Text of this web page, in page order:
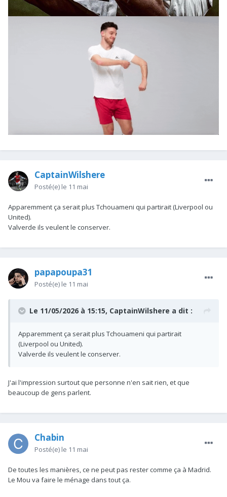
CaptainWilshere
Posté(e) le 11 mai
Apparemment ça serait plus Tchouameni qui partirait (Liverpool ou
United).
Valverde ils veulent le conserver.
papapoupa31
Posté(e) le 11 mai
Le 11/05/2026 à 15:15, CaptainWilshere a dit :
Apparemment ça serait plus Tchouameni qui partirait
(Liverpool ou United).
Valverde ils veulent le conserver.
J'ai l'impression surtout que personne n'en sait rien, et que
beaucoup de gens parlent.
Chabin
Posté(e) le 11 mai
De toutes les manières, ce ne peut pas rester comme ça à Madrid.
Le Mou va faire le ménage dans tout ça.